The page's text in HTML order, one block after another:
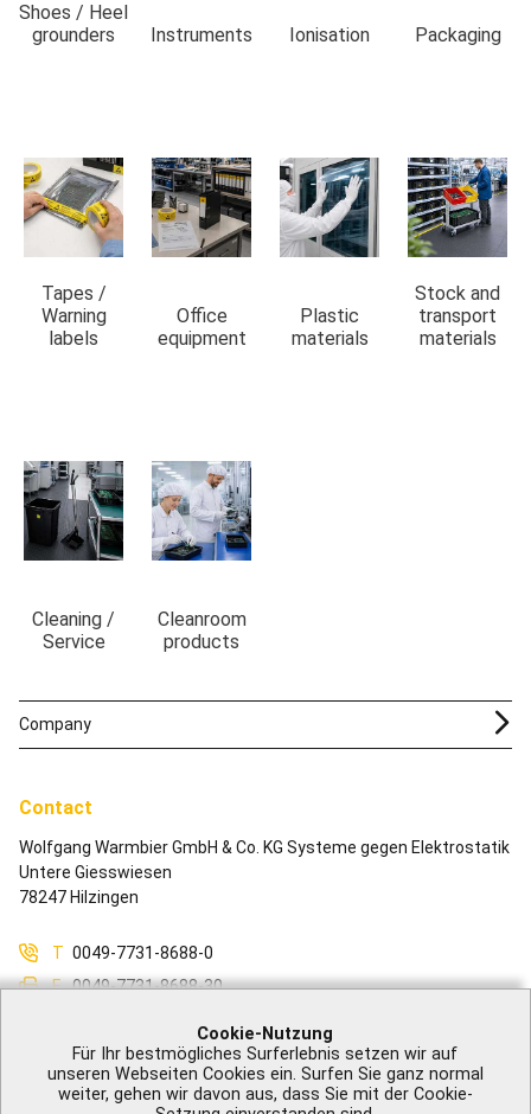
Cookie-Nutzung
Für Ihr bestmögliches Surferlebnis setzen wir auf
unseren Webseiten Cookies ein. Surfen Sie ganz normal
weiter, gehen wir davon aus, dass Sie mit der Cookie-
Shoes / Heel
grounders
Instruments Ionisation Packaging
Tapes /
Warning
labels
Office
equipment
Plastic
materials
Stock and
transport
materials
Cleaning /
Service
Cleanroom
products
Contact
Wolfgang Warmbier GmbH & Co. KG Systeme gegen Elektrostatik
Untere Giesswiesen
78247 Hilzingen
T 0049-7731-8688-0
F
0049-7731-8688-30
Company